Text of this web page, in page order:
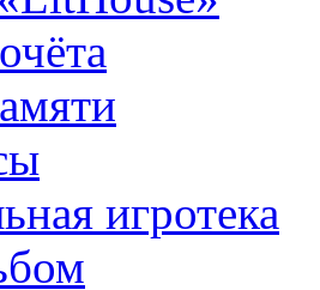
игротека